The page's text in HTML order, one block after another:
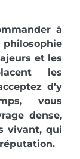
à
et les
les
d’y
vous
dense,
vivant, qui